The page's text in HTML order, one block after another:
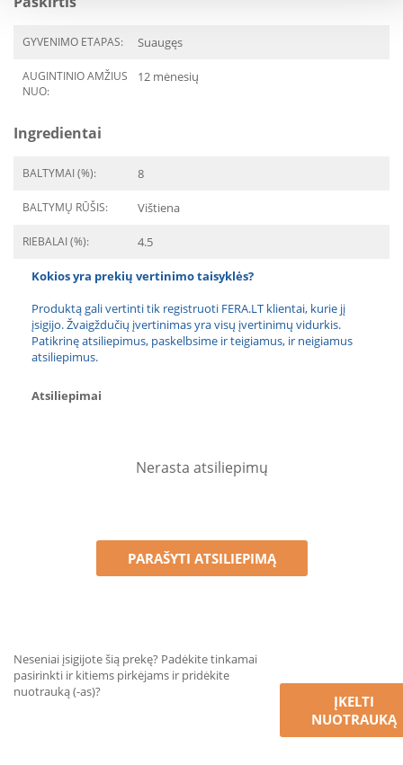
GYVENIMO ETAPAS: Suaugęs
AUGINTINIO AMŽIUS
NUO:
12 mėnesių
Ingredientai
BALTYMAI (%): 8
BALTYMŲ RŪŠIS: Vištiena
RIEBALAI (%): 4.5
Kokios yra prekių vertinimo taisyklės?
Produktą gali vertinti tik registruoti FERA.LT klientai, kurie jį
įsigijo. Žvaigždučių įvertinimas yra visų įvertinimų vidurkis.
Patikrinę atsiliepimus, paskelbsime ir teigiamus, ir neigiamus
atsiliepimus.
Atsiliepimai
Nerasta atsiliepimų
PARAŠYTI ATSILIEPIMĄ
Neseniai įsigijote šią prekę? Padėkite tinkamai
pasirinkti ir kitiems pirkėjams ir pridėkite
nuotrauką (-as)?
ĮKELTI
NUOTRAUKĄ